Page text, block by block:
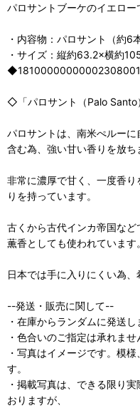
パロサントブーケのイエロー
・内容物：パロサント（約6
・サイズ：縦約63.2×横約
◇「パロサント（Palo Santo
パロサントは、南米ぺルーに
含む為、強い甘い香りを放ち
非常に濃厚で甘く、一度香
りを持っています。
古くから古代インカ帝国な
薫香としても使われています。
日本では手に入りにくい為、
--発送・販売に関して--
・在庫からランダムに発送し
・色合いのご指定は承れませ
・写真はイメージです。模
す。
・掲載写真は、できる限り
おりますが、